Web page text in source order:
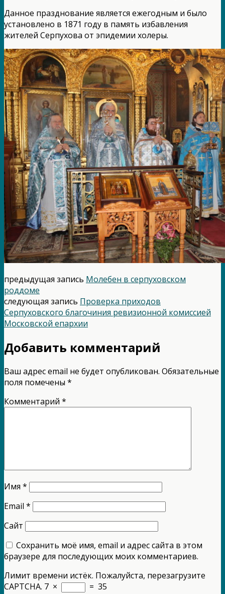
Данное празднование является ежегодным и было
установлено в 1871 году в память избавления
жителей Серпухова от эпидемии холеры.
предыдущая запись Молебен в серпуховском
роддоме
следующая запись Проверка приходов
Серпуховского благочиния ревизионной комиссией
Московской епархии
Добавить комментарий
Ваш адрес email не будет опубликован. Обязательные
поля помечены *
Комментарий *
Имя *
Email *
Сайт
Сохранить моё имя, email и адрес сайта в этом
браузере для последующих моих комментариев.
Лимит времени истёк. Пожалуйста, перезагрузите
CAPTCHA. 7 × = 35